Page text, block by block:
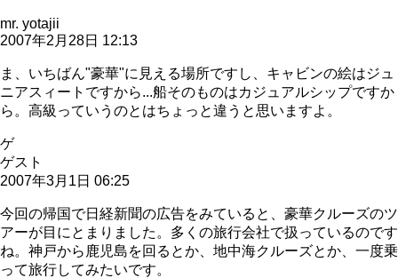
mr. yotajii
2007年2月28日 12:13
ま、いちばん"豪華"に見える場所ですし、キャビンの絵はジュ
ニアスィートですから...船そのものはカジュアルシップですか
ら。高級っていうのとはちょっと違うと思いますよ。
ゲ
ゲスト
2007年3月1日 06:25
今回の帰国で日経新聞の広告をみていると、豪華クルーズのツ
アーが目にとまりました。多くの旅行会社で扱っているのです
ね。神戸から鹿児島を回るとか、地中海クルーズとか、一度乗
って旅行してみたいです。